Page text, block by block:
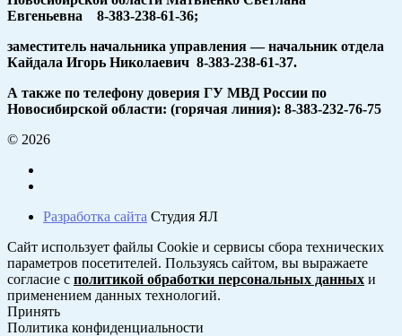
Евгеньевна 8-383-238-61-36;
заместитель начальника управления — начальник отдела
Кайдала Игорь Николаевич 8-383-238-61-37.
А также по телефону доверия ГУ МВД России по
Новосибирской области: (горячая линия): 8-383-232-76-75
© 2026
Разработка сайта Студия ЯЛ
Сайт использует файлы Cookie и сервисы сбора технических
параметров посетителей. Пользуясь сайтом, вы выражаете
согласие с политикой обработки персональных данных и
применением данных технологий.
Принять
Политика конфиденциальности